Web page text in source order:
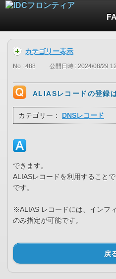
カテゴリー表示
No : 488 公開日時 : 2024/08/29
ALIASレコードの登録
カテゴリー： DNSレコード
できます。
ALIASレコードを利用すること
です。
※ALIAS レコードには、インフ
のみ指定が可能です。
戻